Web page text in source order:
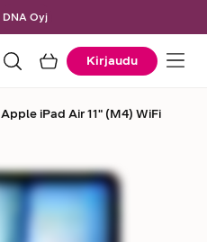
DNA Oyj
Kirjaudu
Apple iPad Air 11" (M4) WiFi